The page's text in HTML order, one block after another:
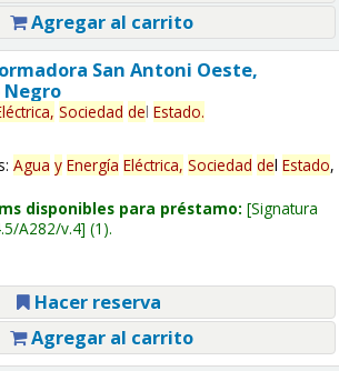
Agregar al carrito
San Antoni Oeste,
Sociedad del Estado.
Agua y Energía Eléctrica, Sociedad del Estado,
disponibles para préstamo: Signatura
A282/v.4 (1).
Hacer reserva
Agregar al carrito